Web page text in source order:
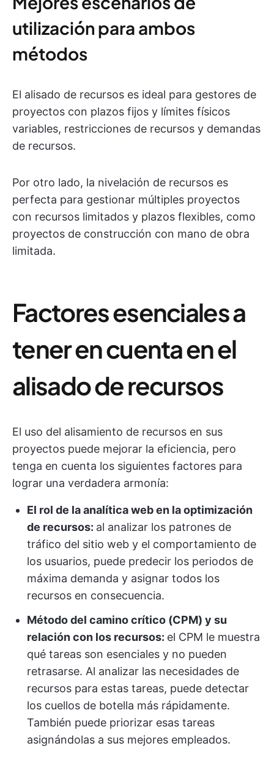
utilización para ambos
métodos
El alisado de recursos es ideal para gestores de
proyectos con plazos fijos y límites físicos
variables, restricciones de recursos y demandas
de recursos.
Por otro lado, la nivelación de recursos es
perfecta para gestionar múltiples proyectos
con recursos limitados y plazos flexibles, como
proyectos de construcción con mano de obra
limitada.
Factores esenciales a
tener en cuenta en el
alisado de recursos
El uso del alisamiento de recursos en sus
proyectos puede mejorar la eficiencia, pero
tenga en cuenta los siguientes factores para
lograr una verdadera armonía:
El rol de la analítica web en la optimización
de recursos: al analizar los patrones de
tráfico del sitio web y el comportamiento de
los usuarios, puede predecir los periodos de
máxima demanda y asignar todos los
recursos en consecuencia.
Método del camino crítico (CPM) y su
relación con los recursos: el CPM le muestra
qué tareas son esenciales y no pueden
retrasarse. Al analizar las necesidades de
recursos para estas tareas, puede detectar
los cuellos de botella más rápidamente.
También puede priorizar esas tareas
asignándolas a sus mejores empleados.